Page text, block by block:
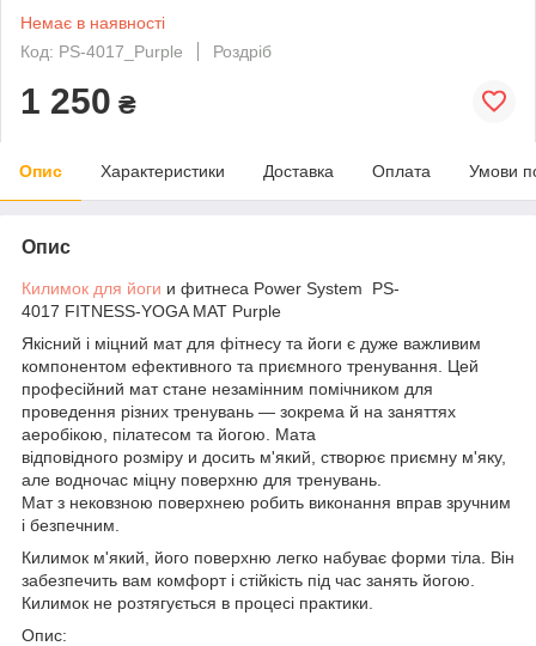
Немає в наявності
Код: PS-4017_Purple
Роздріб
1 250 ₴
Опис Характеристики Доставка Оплата Умови
Опис
Килимок для йоги и фитнеса Power System PS-
4017 FITNESS-YOGA MAT Purple
Якісний і міцний мат для фітнесу та йоги є дуже важливим
компонентом ефективного та приємного тренування. Цей
професійний мат стане незамінним помічником для
проведення різних тренувань — зокрема й на заняттях
аеробікою, пілатесом та йогою. Мата
відповідного розміру и досить м'який, створює приємну м'яку,
але водночас міцну поверхню для тренувань.
Мат з нековзною поверхнею робить виконання вправ зручним
і безпечним.
Килимок м'який, його поверхню легко набуває форми тіла. Він
забезпечить вам комфорт і стійкість під час занять йогою.
Килимок не розтягується в процесі практики.
Опис: